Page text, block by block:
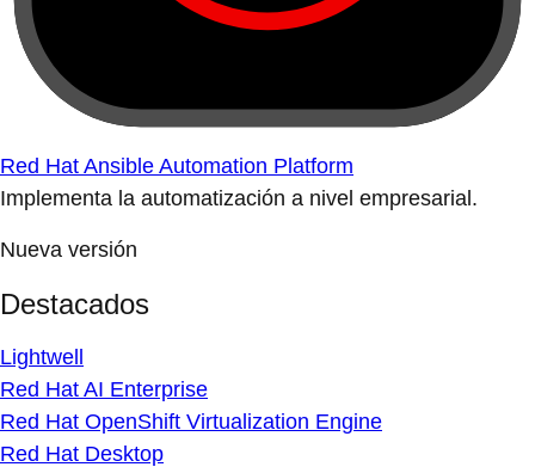
Red Hat Ansible Automation Platform
Implementa la automatización a nivel empresarial.
Nueva versión
Destacados
Lightwell
Red Hat AI Enterprise
Red Hat OpenShift Virtualization Engine
Red Hat Desktop